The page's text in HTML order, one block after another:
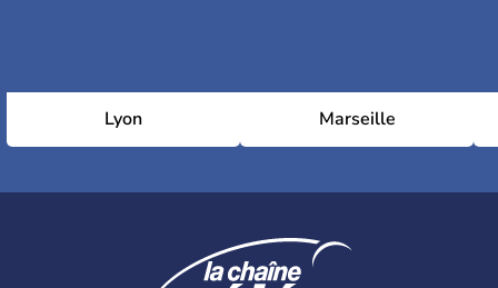
Lyon Marseille